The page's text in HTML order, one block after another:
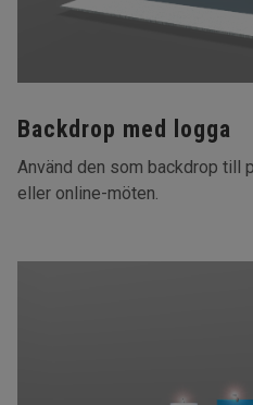
Backdrop med logga
Använd den som backdrop till
eller online-möten.